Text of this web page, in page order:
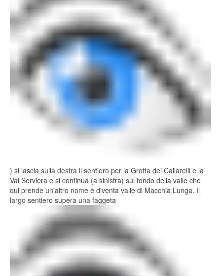
) si lascia sulla destra il sentiero per la Grotta dei Callarelli e la
Val Serviera e si continua (a sinistra) sul fondo della valle che
qui prende un'altro nome e diventa valle di Macchia Lunga. Il
largo sentiero supera una faggeta